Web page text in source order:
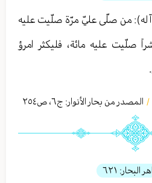
من صلّى عليّ مرّة صلّيت عليه
صلّيت عليه مائة، فليكثر امرؤ
/ المصدر من بحار الأنوار: ج٦، ص٢٥٤
البحار: ٦٢١